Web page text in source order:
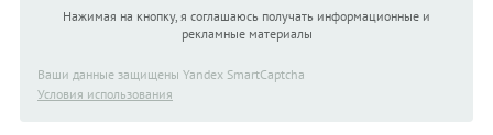
Нажимая на кнопку, я соглашаюсь получать информационные и
рекламные материалы
Ваши данные защищены Yandex SmartCaptcha
Условия использования